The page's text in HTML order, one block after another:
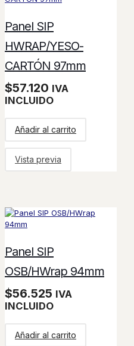
Panel SIP
HWRAP/YESO-
CARTÓN 97mm
$57.120 IVA
INCLUIDO
Añadir al carrito
Vista previa
Panel SIP
OSB/HWrap 94mm
$56.525 IVA
INCLUIDO
Añadir al carrito